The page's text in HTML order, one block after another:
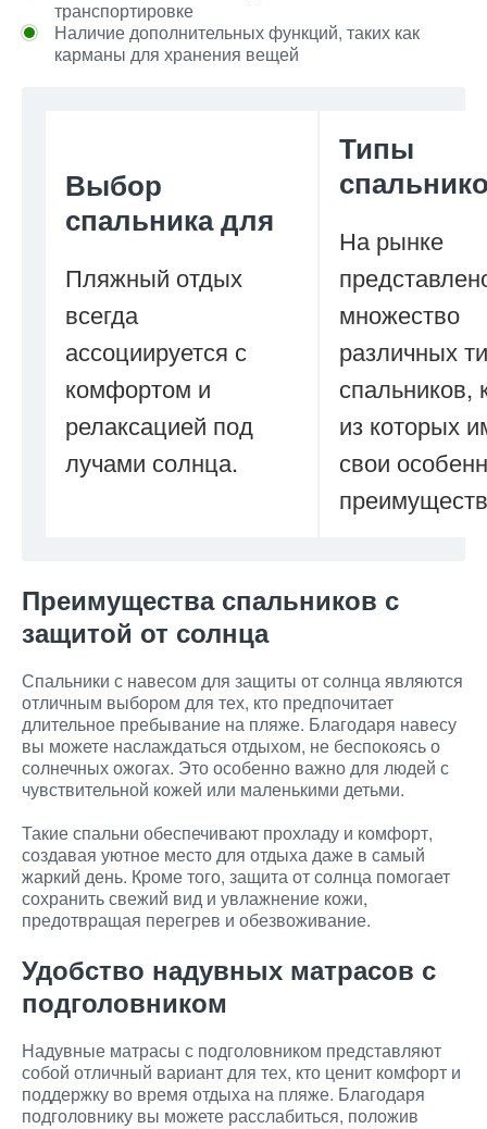
транспортировке
Наличие дополнительных функций, таких как
карманы для хранения вещей
Выбор
спальника для
Пляжный отдых
всегда
ассоциируется с
комфортом и
релаксацией под
лучами солнца.
Типы
На рынке
множество
различных
спальников,
из которых
свои
Преимущества спальников с
защитой от солнца
Спальники с навесом для защиты от солнца являются
отличным выбором для тех, кто предпочитает
длительное пребывание на пляже. Благодаря навесу
вы можете наслаждаться отдыхом, не беспокоясь о
солнечных ожогах. Это особенно важно для людей с
чувствительной кожей или маленькими детьми.
Такие спальни обеспечивают прохладу и комфорт,
создавая уютное место для отдыха даже в самый
жаркий день. Кроме того, защита от солнца помогает
сохранить свежий вид и увлажнение кожи,
предотвращая перегрев и обезвоживание.
Удобство надувных матрасов с
подголовником
Надувные матрасы с подголовником представляют
собой отличный вариант для тех, кто ценит комфорт и
поддержку во время отдыха на пляже. Благодаря
подголовнику вы можете расслабиться, положив